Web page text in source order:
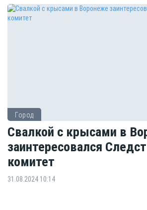
Город
Свалкой с крысами в
заинтересовался
комитет
31.08.2024 10:14